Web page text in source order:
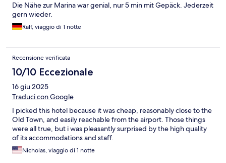
Die Nähe zur Marina war genial, nur 5 min mit Gepäck. Jederzeit
gern wieder.
Ralf, viaggio di 1 notte
Recensione verificata
10/10 Eccezionale
16 giu 2025
Traduci con Google
I picked this hotel because it was cheap, reasonably close to the
Old Town, and easily reachable from the airport. Those things
were all true, but i was pleasantly surprised by the high quality
of its accommodations and staff.
Nicholas, viaggio di 1 notte